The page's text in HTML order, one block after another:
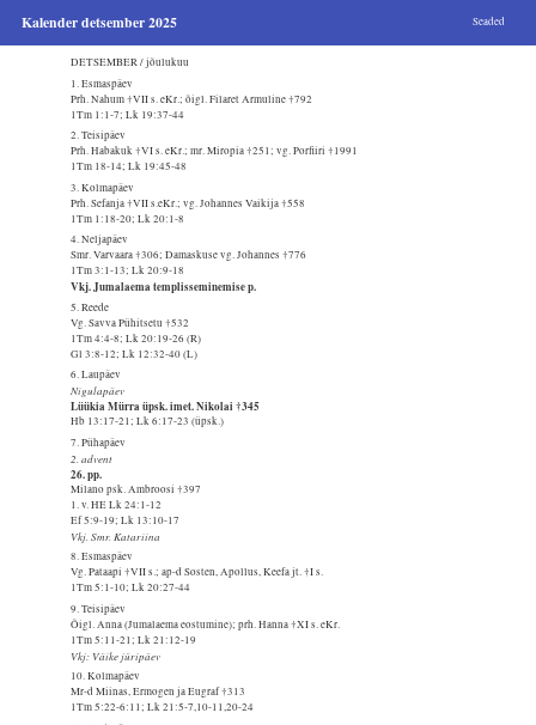
Kalender detsember 2025 Seaded
DETSEMBER / jõulukuu
1. Esmaspäev
Prh. Nahum †VII s. eKr.; õigl. Filaret Armuline †792
1Tm 1:1-7; Lk 19:37-44
2. Teisipäev
Prh. Habakuk †VI s. eKr.; mr. Miropia †251; vg. Porfiiri †1991
1Tm 18-14; Lk 19:45-48
3. Kolmapäev
Prh. Sefanja †VII s.eKr.; vg. Johannes Vaikija †558
1Tm 1:18-20; Lk 20:1-8
4. Neljapäev
Smr. Varvaara †306; Damaskuse vg. Johannes †776
1Tm 3:1-13; Lk 20:9-18
Vkj. Jumalaema templisseminemise p.
5. Reede
Vg. Savva Pühitsetu †532
1Tm 4:4-8; Lk 20:19-26 (R)
Gl 3:8-12; Lk 12:32-40 (L)
6. Laupäev
Nigulapäev
Lüükia Mürra üpsk. imet. Nikolai †345
Hb 13:17-21; Lk 6:17-23 (üpsk.)
7. Pühapäev
2. advent
26. pp.
Milano psk. Ambroosi †397
1. v. HE Lk 24:1-12
Ef 5:9-19; Lk 13:10-17
Vkj. Smr. Katariina
8. Esmaspäev
Vg. Pataapi †VII s.; ap-d Sosten, Apollus, Keefa jt. †I s.
1Tm 5:1-10; Lk 20:27-44
9. Teisipäev
Õigl. Anna (Jumalaema eostumine); prh. Hanna †XI s. eKr.
1Tm 5:11-21; Lk 21:12-19
Vkj: Väike jüripäev
10. Kolmapäev
Mr-d Miinas, Ermogen ja Eugraf †313
1Tm 5:22-6:11; Lk 21:5-7,10-11,20-24